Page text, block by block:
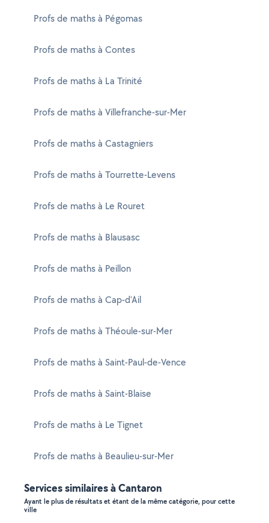
Profs de maths à Pégomas
Profs de maths à Contes
Profs de maths à La Trinité
Profs de maths à Villefranche-sur-Mer
Profs de maths à Castagniers
Profs de maths à Tourrette-Levens
Profs de maths à Le Rouret
Profs de maths à Blausasc
Profs de maths à Peillon
Profs de maths à Cap-d'Ail
Profs de maths à Théoule-sur-Mer
Profs de maths à Saint-Paul-de-Vence
Profs de maths à Saint-Blaise
Profs de maths à Le Tignet
Profs de maths à Beaulieu-sur-Mer
Services similaires à Cantaron
Ayant le plus de résultats et étant de la même catégorie, pour cette
ville